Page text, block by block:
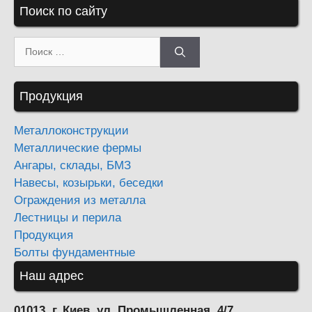
Поиск по сайту
Поиск:
Продукция
Металлоконструкции
Металлические фермы
Ангары, склады, БМЗ
Навесы, козырьки, беседки
Ограждения из металла
Лестницы и перила
Продукция
Болты фундаментные
Наш адрес